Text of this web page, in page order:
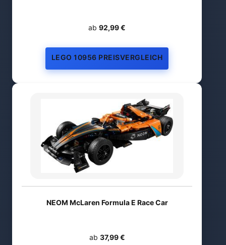
ab 92,99 €
LEGO 10956 PREISVERGLEICH
NEOM McLaren Formula E Race Car
ab 37,99 €